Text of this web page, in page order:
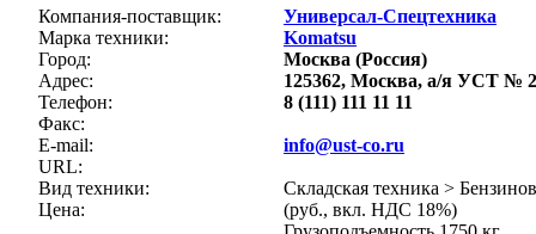
Компания-поставщик:
Универсал-Спецтехника
Марка техники:
Komatsu
Город:
Москва (Россия)
Адрес:
125362, Москва, а/я УСТ №
Телефон:
8 (111) 111 11 11
Факс:
E-mail:
info@ust-co.ru
URL:
Вид техники:
Складская техника >
Цена:
(руб., вкл. НДС 18%)